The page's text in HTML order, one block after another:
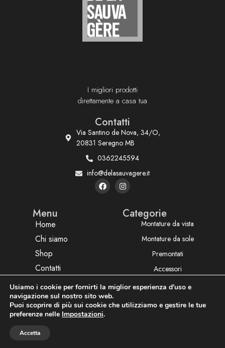
I migliori prodotti
direttamente a casa tua
Contatti
Via Santino de Nova, 34/O,
20831 Seregno MB
0362245594
info@delasauvagere.it
Menu
Home
Chi siamo
Shop
Contatti
Categorie
Montature da vista
Montature da sole
Premontati
Accessori
Privacy policyTermini e condizioni
Usiamo i cookie per fornirti la miglior esperienza d'uso e
navigazione sul nostro sito web.
Puoi scoprire di più sui cookie che utilizziamo e gestire le tue
preferenze nelle Impostazioni.
Accetta